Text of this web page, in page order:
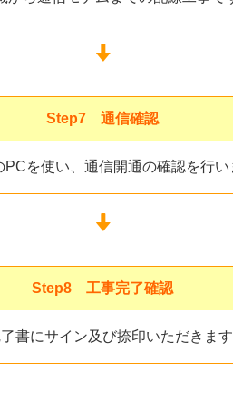
Step7 通信確認
を使い、通信開通の確認を行い
Step8 工事完了確認
書にサイン及び捺印いただきます